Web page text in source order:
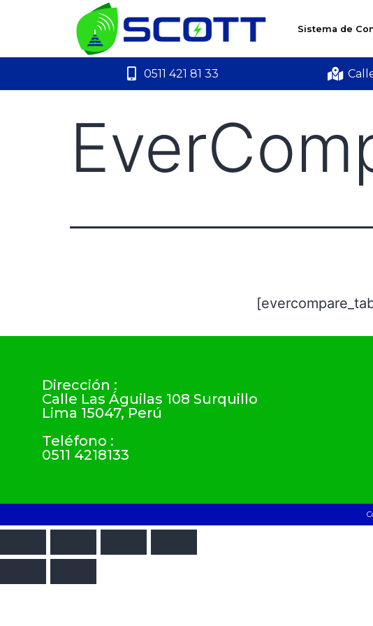
Sistema de
0511 421 81 33
Dirección :
Calle Las Águilas 108 Surquillo
Lima 15047, Perú
Teléfono :
0511 4218133